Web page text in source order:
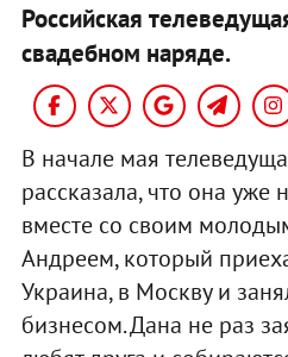
Российская
свадебном наряде.
В начале мая
рассказала, что она уже
вместе со своим
Андреем, который
Украина, в Москву и
бизнесом. Дана не раз